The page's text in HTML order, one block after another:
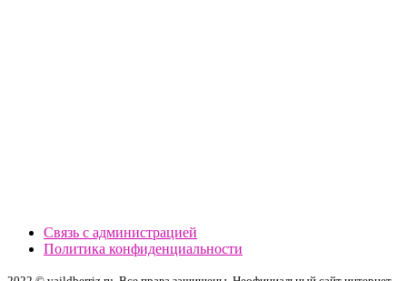
Связь с администрацией
Политика конфиденциальности